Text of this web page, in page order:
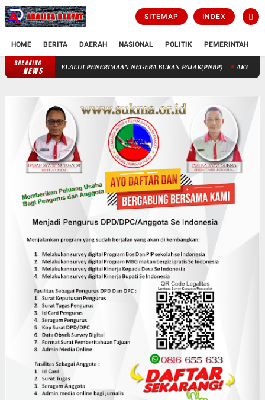
SITEMAP INDEX
HOME BERITA DAERAH NASIONAL POLITIK PEMERINTAH
BREAKING
NEWS JARGONISME PENGELOLAAN KEUANGAN STIK MELALUI